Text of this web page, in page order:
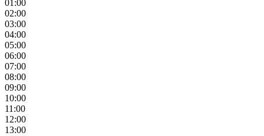
01:00
02:00
03:00
04:00
05:00
06:00
07:00
08:00
09:00
10:00
11:00
12:00
13:00